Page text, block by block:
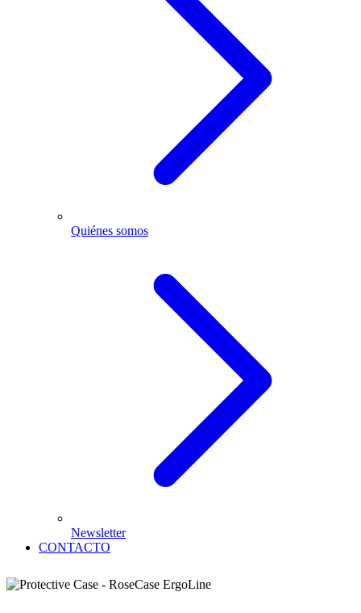
Quiénes somos
Newsletter
CONTACTO